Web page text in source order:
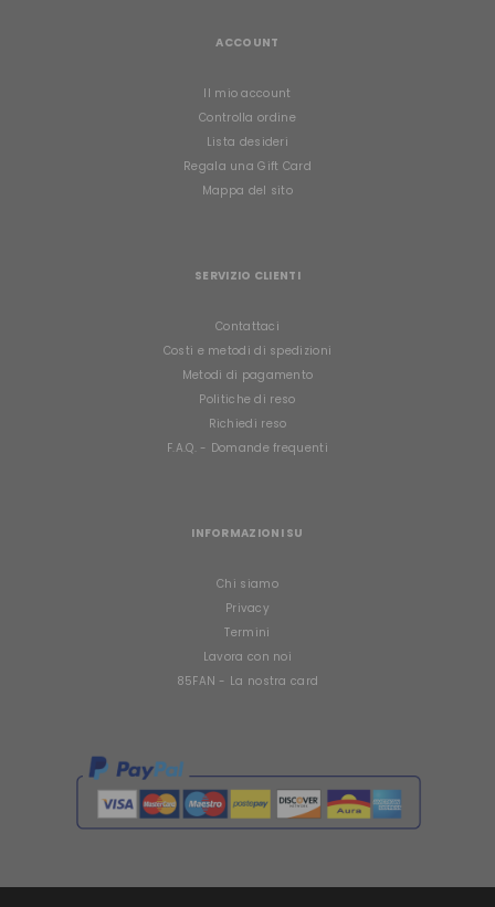
ACCOUNT
Il mio account
Controlla ordine
Lista desideri
Regala una Gift Card
Mappa del sito
SERVIZIO CLIENTI
Contattaci
Costi e metodi di spedizioni
Metodi di pagamento
Politiche di reso
Richiedi reso
F.A.Q. - Domande frequenti
INFORMAZIONI SU
Chi siamo
Privacy
Termini
Lavora con noi
85FAN - La nostra card